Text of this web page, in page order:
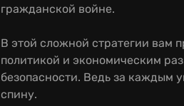
гражданской войне.
В этой сложной стратегии вам
политикой и экономическим
безопасности. Ведь за каждым
спину.